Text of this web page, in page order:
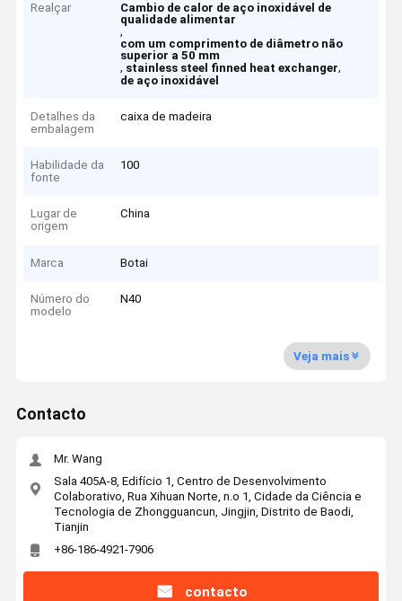
Realçar
Cambio de calor de aço inoxidável de
qualidade alimentar
,
com um comprimento de diâmetro não
superior a 50 mm
, stainless steel finned heat exchanger,
de aço inoxidável
Detalhes da
embalagem
caixa de madeira
Habilidade da
fonte
100
Lugar de
origem
China
Marca Botai
Número do
modelo
N40
Veja mais
Contacto
Mr. Wang
Sala 405A-8, Edifício 1, Centro de Desenvolvimento
Colaborativo, Rua Xihuan Norte, n.o 1, Cidade da Ciência e
Tecnologia de Zhongguancun, Jingjin, Distrito de Baodi,
Tianjin
+86-186-4921-7906
contacto